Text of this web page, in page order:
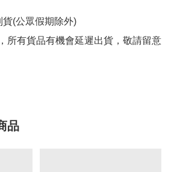
貨(公眾假期除外)
所有貨品有機會延遲出貨，敬請留意
品